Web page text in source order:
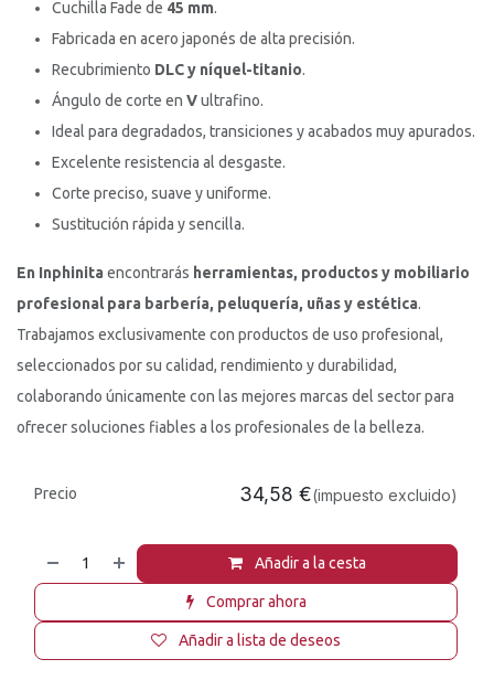
Cuchilla Fade de 45 mm.
Fabricada en acero japonés de alta precisión.
Recubrimiento DLC y níquel-titanio.
Ángulo de corte en Vultrafino.
Ideal para degradados, transiciones y acabados muy apurados.
Excelente resistencia al desgaste.
Corte preciso, suave y uniforme.
Sustitución rápida y sencilla.
En Inphinita encontrarás herramientas, productos y mobiliario
profesional para barbería, peluquería, uñas y estética.
Trabajamos exclusivamente con productos de uso profesional,
seleccionados por su calidad, rendimiento y durabilidad,
colaborando únicamente con las mejores marcas del sector para
ofrecer soluciones fiables a los profesionales de la belleza.
Añadir a la cesta
Comprar ahora
Añadir a lista de deseos
Precio 34,58 €(impuesto excluido)